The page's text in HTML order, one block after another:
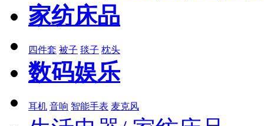
家纺床品
四件套 被子 毯子 枕头
数码娱乐
耳机 音响 智能手表 麦克风